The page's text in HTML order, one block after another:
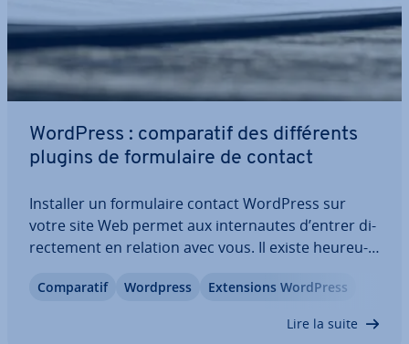
WordPress : com­pa­ra­tif des dif­fé­rents
plugins de for­mu­laire de contact
Installer un for­mu­laire contact WordPress sur
votre site Web permet aux in­ter­nautes d’entrer di­
rec­te­ment en relation avec vous. Il existe heu­reu­
tent l’in­té­gra­tion d’un for­mu­laire de contact dans
Com­pa­ra­tif Wordpress Ex­ten­sions WordPress
Lire la suite